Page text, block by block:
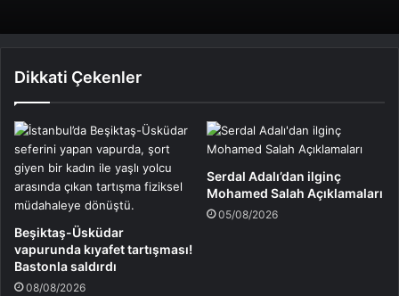
Dikkati Çekenler
Beşiktaş-Üsküdar
vapurunda kıyafet tartışması!
Bastonla saldırdı
08/08/2026
Serdal Adalı’dan ilginç
Mohamed Salah Açıklamaları
05/08/2026